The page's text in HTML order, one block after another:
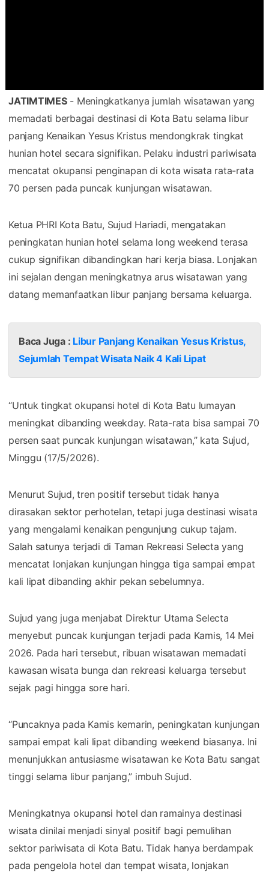
JATIMTIMES- Meningkatkanya jumlah wisatawan yang
memadati berbagai destinasi di Kota Batu selama libur
panjang Kenaikan Yesus Kristus mendongkrak tingkat
hunian hotel secara signifikan. Pelaku industri pariwisata
mencatat okupansi penginapan di kota wisata rata-rata
70 persen pada puncak kunjungan wisatawan.
Ketua PHRI Kota Batu, Sujud Hariadi, mengatakan
peningkatan hunian hotel selama long weekend terasa
cukup signifikan dibandingkan hari kerja biasa. Lonjakan
ini sejalan dengan meningkatnya arus wisatawan yang
datang memanfaatkan libur panjang bersama keluarga.
Baca Juga : Libur Panjang Kenaikan Yesus Kristus,
Sejumlah Tempat Wisata Naik 4 Kali Lipat
“Untuk tingkat okupansi hotel di Kota Batu lumayan
meningkat dibanding weekday. Rata-rata bisa sampai 70
persen saat puncak kunjungan wisatawan,” kata Sujud,
Minggu (17/5/2026).
Menurut Sujud, tren positif tersebut tidak hanya
dirasakan sektor perhotelan, tetapi juga destinasi wisata
yang mengalami kenaikan pengunjung cukup tajam.
Salah satunya terjadi di Taman Rekreasi Selecta yang
mencatat lonjakan kunjungan hingga tiga sampai empat
kali lipat dibanding akhir pekan sebelumnya.
Sujud yang juga menjabat Direktur Utama Selecta
menyebut puncak kunjungan terjadi pada Kamis, 14 Mei
2026. Pada hari tersebut, ribuan wisatawan memadati
kawasan wisata bunga dan rekreasi keluarga tersebut
sejak pagi hingga sore hari.
“Puncaknya pada Kamis kemarin, peningkatan kunjungan
sampai empat kali lipat dibanding weekend biasanya. Ini
menunjukkan antusiasme wisatawan ke Kota Batu sangat
tinggi selama libur panjang,” imbuh Sujud.
Meningkatnya okupansi hotel dan ramainya destinasi
wisata dinilai menjadi sinyal positif bagi pemulihan
sektor pariwisata di Kota Batu. Tidak hanya berdampak
pada pengelola hotel dan tempat wisata, lonjakan